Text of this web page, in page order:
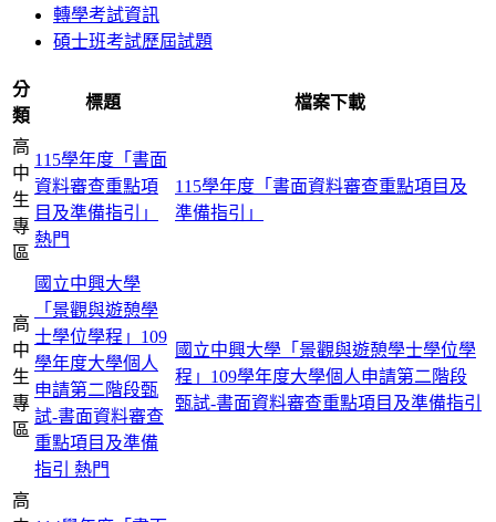
轉學考試資訊
碩士班考試歷屆試題
分
類
標題 檔案下載
高
中
生
專
區
115學年度「書面
資料審查重點項
目及準備指引」
熱門
115學年度「書面資料審查重點項目及
準備指引」
高
中
生
專
區
國立中興大學
「景觀與遊憩學
士學位學程」109
學年度大學個人
申請第二階段甄
試-書面資料審查
重點項目及準備
指引 熱門
國立中興大學「景觀與遊憩學士學位學
程」109學年度大學個人申請第二階段
甄試-書面資料審查重點項目及準備指引
高